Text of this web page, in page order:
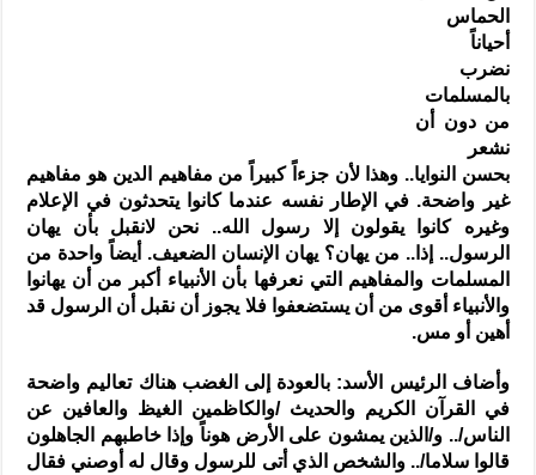
الحماس
أحياناً
نضرب
بالمسلمات
من دون أن
نشعر
بحسن النوايا.. وهذا لأن جزءاً كبيراً من مفاهيم الدين هو مفاهيم
غير واضحة. في الإطار نفسه عندما كانوا يتحدثون في الإعلام
وغيره كانوا يقولون إلا رسول الله.. نحن لانقبل بأن يهان
الرسول.. إذا.. من يهان؟ يهان الإنسان الضعيف. أيضاً واحدة من
المسلمات والمفاهيم التي نعرفها بأن الأنبياء أكبر من أن يهانوا
والأنبياء أقوى من أن يستضعفوا فلا يجوز أن نقبل أن الرسول قد
أهين أو مس.
وأضاف الرئيس الأسد: بالعودة إلى الغضب هناك تعاليم واضحة
في القرآن الكريم والحديث /والكاظمين الغيظ والعافين عن
الناس/.. و/الذين يمشون على الأرض هوناً وإذا خاطبهم الجاهلون
قالوا سلاما/.. والشخص الذي أتى للرسول وقال له أوصني فقال